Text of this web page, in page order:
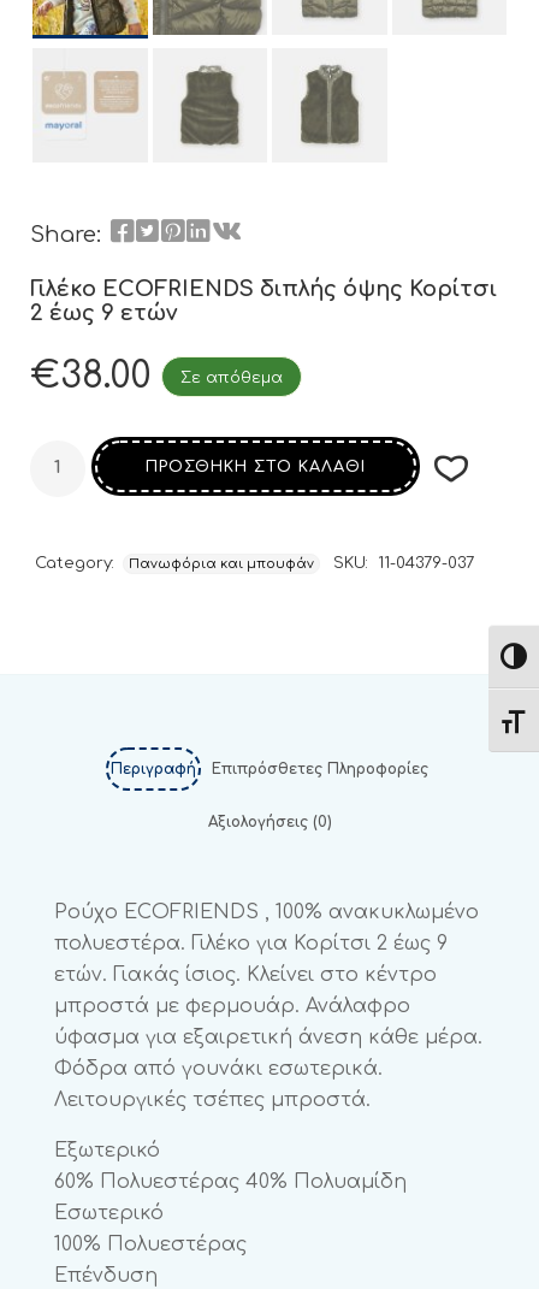
Share:
Γιλέκο ECOFRIENDS διπλής όψης Κορίτσι
2 έως 9 ετών
€38.00 Σε απόθεμα
ΠΡΟΣΘΉΚΗ ΣΤΟ ΚΑΛΆΘΙ
Category: Πανωφόρια και μπουφάν SKU: 11-04379-037
Περιγραφή Επιπρόσθετες Πληροφορίες
Αξιολογήσεις (0)
Ρούχο ECOFRIENDS , 100% ανακυκλωμένο
πολυεστέρα. Γιλέκο για Κορίτσι 2 έως 9
ετών. Γιακάς ίσιος. Κλείνει στο κέντρο
μπροστά με φερμουάρ. Ανάλαφρο
ύφασμα για εξαιρετική άνεση κάθε μέρα.
Φόδρα από γουνάκι εσωτερικά.
Λειτουργικές τσέπες μπροστά.
Εξωτερικό
60% Πολυεστέρας 40% Πολυαμίδη
Εσωτερικό
100% Πολυεστέρας
Επένδυση